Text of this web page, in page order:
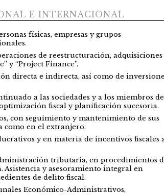
E INTERNACIONAL
físicas, empresas y grupos
de reestructuración, adquisiciones
y “Project Finance”.
directa e indirecta, así como de
a las sociedades y a los miembros
fiscal y planificación sucesoria.
con seguimiento y mantenimiento de sus
como en el extranjero.
y en materia de incentivos fiscales
tributaria, en procedimientos
Asistencia y asesoramiento integral en
de delito fiscal.
Económico-Administrativos,